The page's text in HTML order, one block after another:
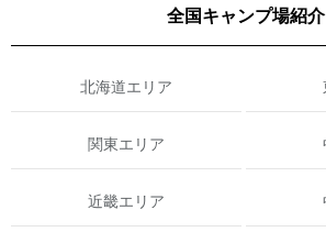
全国キャンプ場紹介
北海道エリア
関東エリア
近畿エリア